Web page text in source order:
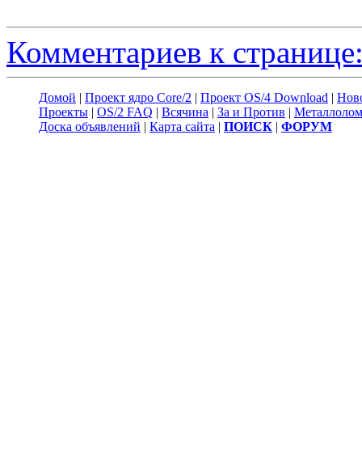
Комментариев к
Домой | Проект ядро Core/2 | Проект OS/4 Download |
Проекты | OS/2 FAQ | Всячина | За и Против | Металлолом
Доска объявлений | Карта сайта | ПОИСК | ФОРУМ